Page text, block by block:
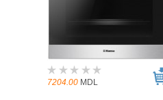
7204.00 MDL